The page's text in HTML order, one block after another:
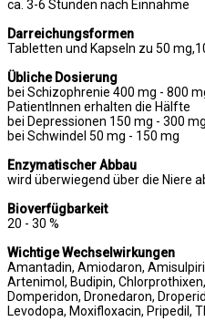
ca. 3-6 Stunden nach Einnahme
Darreichungsformen
Tabletten und Kapseln zu 50
Übliche Dosierung
bei Schizophrenie 400 mg - 800
PatientInnen erhalten die Hälfte
bei Depressionen 150 mg - 300 mg
bei Schwindel 50 mg - 150 mg
Enzymatischer Abbau
wird überwiegend über die Niere
Bioverfügbarkeit
20 - 30 %
Wichtige Wechselwirkungen
Amantadin, Amiodaron,
Artenimol, Budipin,
Domperidon, Dronedaron,
Levodopa, Moxifloxacin, Pripedil,